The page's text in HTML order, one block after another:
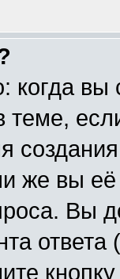
когда
же вы её
Вы
ответа